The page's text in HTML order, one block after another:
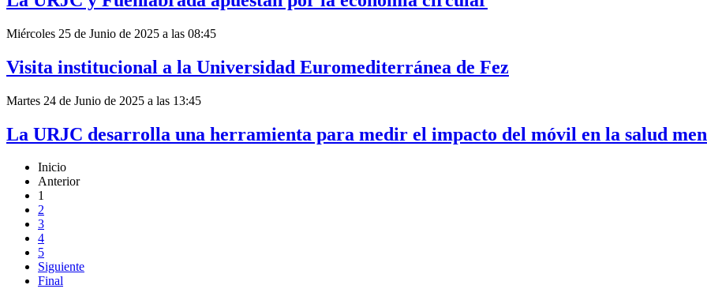
Miércoles 25 de Junio de 2025 a las 08:45
Visita institucional a la Universidad Euromediterránea de Fez
Martes 24 de Junio de 2025 a las 13:45
La URJC desarrolla una herramienta para medir el impacto del móvil en la salud
Inicio
Anterior
1
2
3
4
5
Siguiente
Final